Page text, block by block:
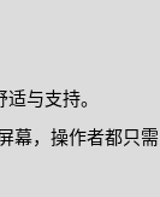
与支持。
幕，操作者都只需